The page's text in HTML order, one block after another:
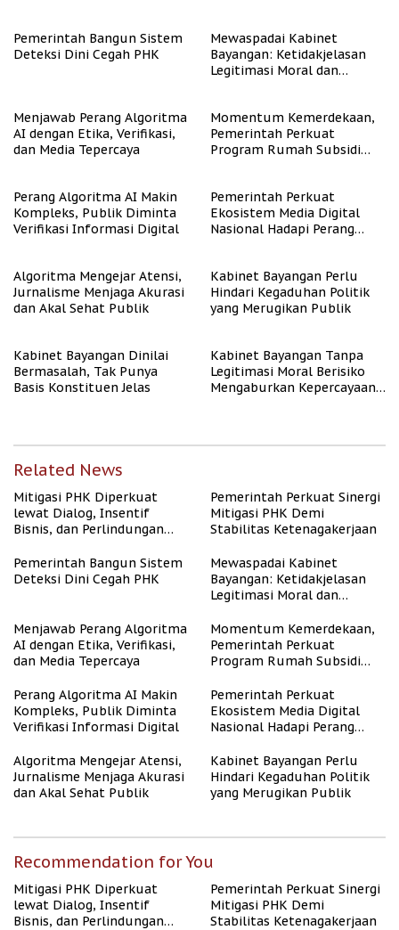
Pemerintah Bangun Sistem
Deteksi Dini Cegah PHK
Mewaspadai Kabinet
Bayangan: Ketidakjelasan
Legitimasi Moral dan
Menjawab Perang Algoritma
AI dengan Etika, Verifikasi,
dan Media Tepercaya
Momentum Kemerdekaan,
Pemerintah Perkuat
Program Rumah Subsidi
Perang Algoritma AI Makin
Kompleks, Publik Diminta
Verifikasi Informasi Digital
Pemerintah Perkuat
Ekosistem Media Digital
Nasional Hadapi Perang
Algoritma Mengejar Atensi,
Jurnalisme Menjaga Akurasi
dan Akal Sehat Publik
Kabinet Bayangan Perlu
Hindari Kegaduhan Politik
yang Merugikan Publik
Kabinet Bayangan Dinilai
Bermasalah, Tak Punya
Basis Konstituen Jelas
Kabinet Bayangan Tanpa
Legitimasi Moral Berisiko
Mengaburkan Kepercayaan
Related News
Mitigasi PHK Diperkuat
lewat Dialog, Insentif
Bisnis, dan Perlindungan
Pemerintah Perkuat Sinergi
Mitigasi PHK Demi
Stabilitas Ketenagakerjaan
Pemerintah Bangun Sistem
Deteksi Dini Cegah PHK
Mewaspadai Kabinet
Bayangan: Ketidakjelasan
Legitimasi Moral dan
Menjawab Perang Algoritma
AI dengan Etika, Verifikasi,
dan Media Tepercaya
Momentum Kemerdekaan,
Pemerintah Perkuat
Program Rumah Subsidi
Berpenghasilan Rendah
Perang Algoritma AI Makin
Kompleks, Publik Diminta
Verifikasi Informasi Digital
Pemerintah Perkuat
Ekosistem Media Digital
Nasional Hadapi Perang
Algoritma Mengejar Atensi,
Jurnalisme Menjaga Akurasi
dan Akal Sehat Publik
Kabinet Bayangan Perlu
Hindari Kegaduhan Politik
yang Merugikan Publik
Recommendation for You
Mitigasi PHK Diperkuat
lewat Dialog, Insentif
Bisnis, dan Perlindungan
Pemerintah Perkuat Sinergi
Mitigasi PHK Demi
Stabilitas Ketenagakerjaan